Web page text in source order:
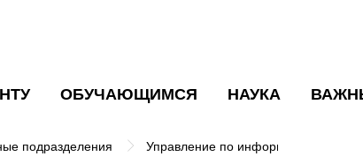
ОБУЧАЮЩИМСЯ НАУКА
подразделения Управление по информационной